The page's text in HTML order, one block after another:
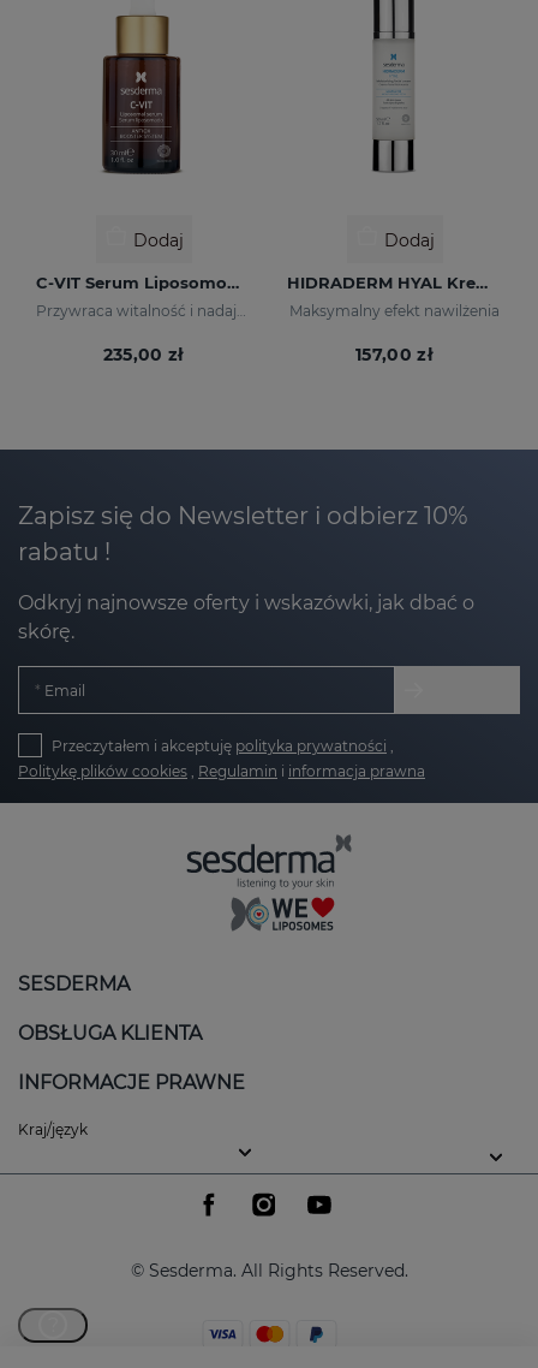
Dodaj
C-VIT Serum Liposomowe 30 Ml
235,00 zł
Dodaj
HIDRADERM HYAL Krem Do Twarzy 50 Ml
Maksymalny efekt nawilżenia
157,00 zł
Zapisz się do Newsletter i odbierz 10%
rabatu !
Odkryj najnowsze oferty i wskazówki, jak dbać o
skórę.
Email
Przeczytałem i akceptuję polityka prywatności
Politykę plików cookies
Regulamin i informacja prawna
SESDERMA
OBSŁUGA KLIENTA
INFORMACJE PRAWNE
Kraj/język
© Sesderma. All Rights Reserved.